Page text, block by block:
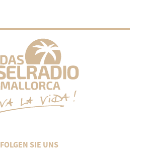
FOLGEN SIE UNS